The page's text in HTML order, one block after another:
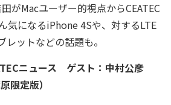
がMacユーザー的視点からCEATEC
気になるiPhone 4Sや、対するLTE
ットなどの話題も。
ニュース ゲスト：中村公彦
限定版）